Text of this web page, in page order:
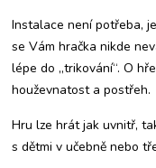
Instalace není potřeba,
se Vám hračka nikde
lépe do „trikování“. O
houževnatost a postřeh.
Hru lze hrát jak uvnitř,
s dětmi v učebně nebo